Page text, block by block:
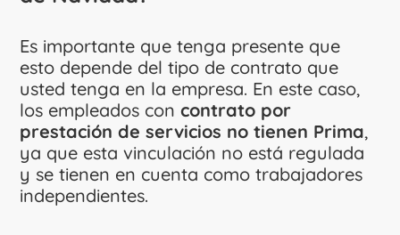
Es importante que tenga presente que
esto depende del tipo de contrato que
usted tenga en la empresa. En este caso,
los empleados con contrato por
prestación de servicios no tienen Prima,
ya que esta vinculación no está regulada
y se tienen en cuenta como trabajadores
independientes.